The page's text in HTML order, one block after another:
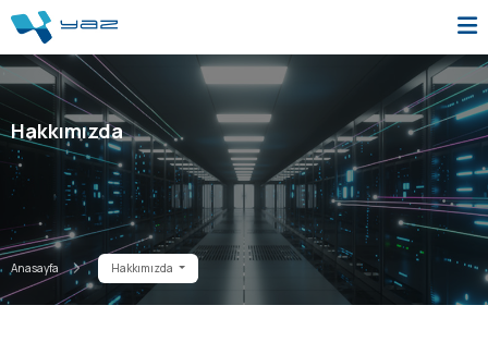
Hakkımızda
Anasayfa Hakkımızda